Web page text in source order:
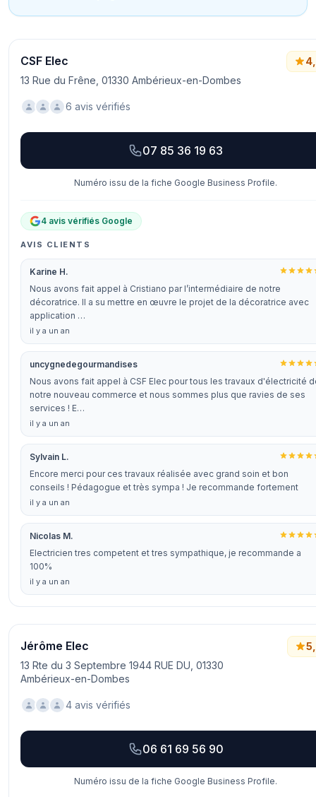
CSF Elec
13 Rue du Frêne, 01330 Ambérieux-en-Dombes
6 avis vérifiés
07 85 36 19 63
Numéro issu de la fiche Google Business Profile.
4 avis vérifiés Google
AVIS CLIENTS
Karine H.
Nous avons fait appel à Cristiano par l’intermédiaire de notre
décoratrice. Il a su mettre en œuvre le projet de la décoratrice avec
application …
il y a un an
uncygnedegourmandises
Nous avons fait appel à CSF Elec pour tous les travaux d'électricité
notre nouveau commerce et nous sommes plus que ravies de ses
services ! E…
il y a un an
Sylvain L.
Encore merci pour ces travaux réalisée avec grand soin et bon
conseils ! Pédagogue et très sympa ! Je recommande fortement
il y a un an
Nicolas M.
Electricien tres competent et tres sympathique, je recommande a
100%
il y a un an
Jérôme Elec
13 Rte du 3 Septembre 1944 RUE DU, 01330
Ambérieux-en-Dombes
4 avis vérifiés
06 61 69 56 90
Numéro issu de la fiche Google Business Profile.